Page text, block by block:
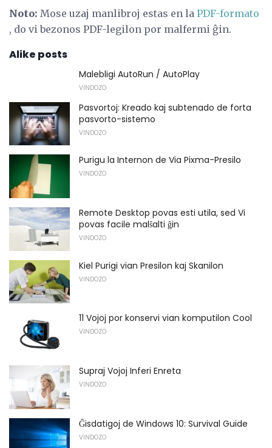
Noto: Mose uzaj manlibroj estas en la PDF-formato
, do vi bezonos PDF-legilon por malfermi ĝin.
Alike posts
Malebligi AutoRun / AutoPlay
VINDOZO
Pasvortoj: Kreado kaj subtenado de forta
pasvorto-sistemo
VINDOZO
Purigu la Internon de Via Pixma-Presilo
VINDOZO
Remote Desktop povas esti utila, sed Vi
povas facile malŝalti ĝin
VINDOZO
Kiel Purigi vian Presilon kaj Skanilon
VINDOZO
11 Vojoj por konservi vian komputilon Cool
VINDOZO
Supraj Vojoj Inferi Enreta
VINDOZO
Ĝisdatigoj de Windows 10: Survival Guide
VINDOZO